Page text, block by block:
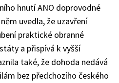
hnutí ANO doprovodné
uvedla, že uzavření
praktické obranné
a přispívá k vyšší
také, že dohoda nedává
bez předchozího českého